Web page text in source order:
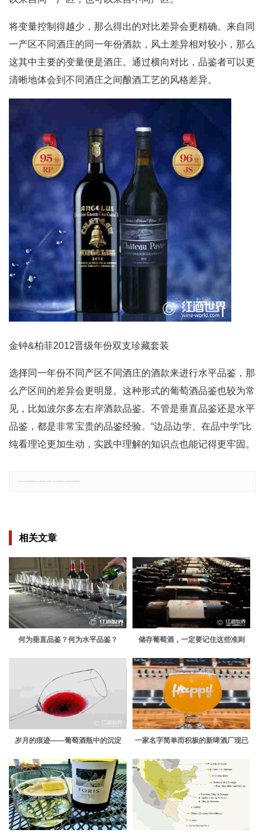
将变量控制得越少，那么得出的对比差异会更精确。来自同
一产区不同酒庄的同一年份酒款，风土差异相对较小，那么
这其中主要的变量便是酒庄。通过横向对比，品鉴者可以更
清晰地体会到不同酒庄之间酿酒工艺的风格差异。
金钟&柏菲2012晋级年份双支珍藏套装
选择同一年份不同产区不同酒庄的酒款来进行水平品鉴，那
么产区间的差异会更明显。这种形式的葡萄酒品鉴也较为常
见，比如波尔多左右岸酒款品鉴。不管是垂直品鉴还是水平
品鉴，都是非常宝贵的品鉴经验。“边品边学、在品中学”比
纯看理论更加生动，实践中理解的知识点也能记得更牢固。
相关文章
何为垂直品鉴？何为水平品鉴？ 储存葡萄酒，一定要记住这些准则
岁月的痕迹——葡萄酒瓶中的沉淀
一家名字简单而积极的新啤酒厂现已